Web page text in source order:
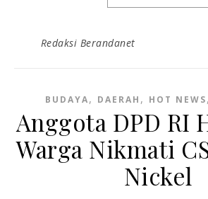
Redaksi Berandanet
BUDAYA, DAERAH , HOT NEWS,
Anggota DPD RI
Warga Nikmati
Nickel